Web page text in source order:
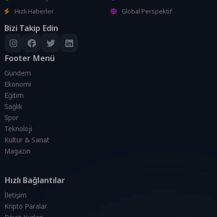
Hızlı Haberler
Global Perspektif
Bizi Takip Edin
Footer Menü
Gündem
Ekonomi
Eğitim
Sağlık
Spor
Teknoloji
Kültür & Sanat
Magazin
Hızlı Bağlantılar
İletişim
Kripto Paralar